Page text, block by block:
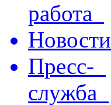
работа
Новости
Пресс-
служба